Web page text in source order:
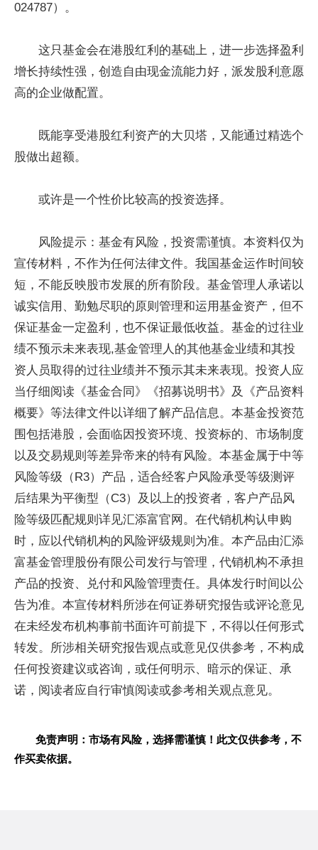
024787）。
这只基金会在港股红利的基础上，进一步选择盈利
增长持续性强，创造自由现金流能力好，派发股利意愿
高的企业做配置。
既能享受港股红利资产的大贝塔，又能通过精选个
股做出超额。
或许是一个性价比较高的投资选择。
风险提示：基金有风险，投资需谨慎。本资料仅为
宣传材料，不作为任何法律文件。我国基金运作时间较
短，不能反映股市发展的所有阶段。基金管理人承诺以
诚实信用、勤勉尽职的原则管理和运用基金资产，但不
保证基金一定盈利，也不保证最低收益。基金的过往业
绩不预示未来表现,基金管理人的其他基金业绩和其投
资人员取得的过往业绩并不预示其未来表现。投资人应
当仔细阅读《基金合同》《招募说明书》及《产品资料
概要》等法律文件以详细了解产品信息。本基金投资范
围包括港股，会面临因投资环境、投资标的、市场制度
以及交易规则等差异帝来的特有风险。本基金属于中等
风险等级（R3）产品，适合经客户风险承受等级测评
后结果为平衡型（C3）及以上的投资者，客户产品风
险等级匹配规则详见汇添富官网。在代销机构认申购
时，应以代销机构的风险评级规则为准。本产品由汇添
富基金管理股份有限公司发行与管理，代销机构不承担
产品的投资、兑付和风险管理责任。具体发行时间以公
告为准。本宣传材料所涉在何证券研究报告或评论意见
在未经发布机构事前书面许可前提下，不得以任何形式
转发。所涉相关研究报告观点或意见仅供参考，不构成
任何投资建议或咨询，或任何明示、暗示的保证、承
诺，阅读者应自行审慎阅读或参考相关观点意见。
免责声明：市场有风险，选择需谨慎！此文仅供参考，不
作买卖依据。